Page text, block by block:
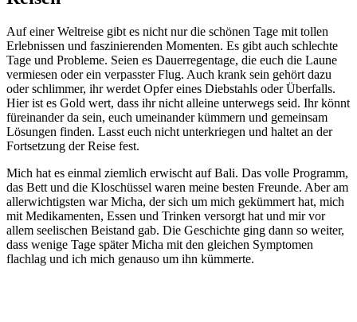
Auf einer Weltreise gibt es nicht nur die schönen Tage mit tollen
Erlebnissen und faszinierenden Momenten. Es gibt auch schlechte
Tage und Probleme. Seien es Dauerregentage, die euch die Laune
vermiesen oder ein verpasster Flug. Auch krank sein gehört dazu
oder schlimmer, ihr werdet Opfer eines Diebstahls oder Überfalls.
Hier ist es Gold wert, dass ihr nicht alleine unterwegs seid. Ihr könnt
füreinander da sein, euch umeinander kümmern und gemeinsam
Lösungen finden. Lasst euch nicht unterkriegen und haltet an der
Fortsetzung der Reise fest.
Mich hat es einmal ziemlich erwischt auf Bali. Das volle Programm,
das Bett und die Kloschüssel waren meine besten Freunde. Aber am
allerwichtigsten war Micha, der sich um mich gekümmert hat, mich
mit Medikamenten, Essen und Trinken versorgt hat und mir vor
allem seelischen Beistand gab. Die Geschichte ging dann so weiter,
dass wenige Tage später Micha mit den gleichen Symptomen
flachlag und ich mich genauso um ihn kümmerte.